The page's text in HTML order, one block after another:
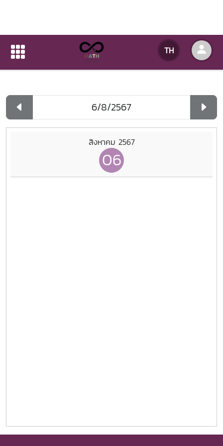
TH
ปฏิทินกิจกรรมของหน่วยงาน
ปฏิทินกิจกรรมของหน่วยงาน
สิงหาคม 2567
06